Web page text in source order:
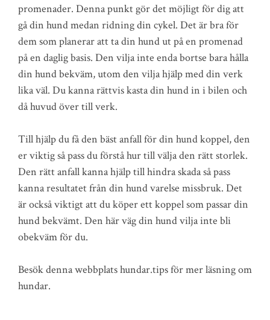
promenader. Denna punkt gör det möjligt för dig att
gå din hund medan ridning din cykel. Det är bra för
dem som planerar att ta din hund ut på en promenad
på en daglig basis. Den vilja inte enda bortse bara hålla
din hund bekväm, utom den vilja hjälp med din verk
lika väl. Du kanna rättvis kasta din hund in i bilen och
då huvud över till verk.
Till hjälp du få den bäst anfall för din hund koppel, den
er viktig så pass du förstå hur till välja den rätt storlek.
Den rätt anfall kanna hjälp till hindra skada så pass
kanna resultatet från din hund varelse missbruk. Det
är också viktigt att du köper ett koppel som passar din
hund bekvämt. Den här väg din hund vilja inte bli
obekväm för du.
Besök denna webbplats hundar.tips för mer läsning om
hundar.